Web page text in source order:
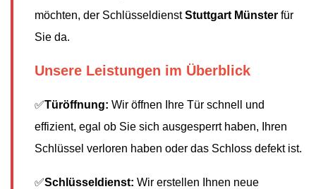
möchten, der SchlüsseldienstStuttgart Münster für
Sie da.
Unsere Leistungen im Überblick
✅Türöffnung: Wir öffnen Ihre Tür schnell und
effizient, egal ob Sie sich ausgesperrt haben, Ihren
Schlüssel verloren haben oder das Schloss defekt ist.
✅Schlüsseldienst: Wir erstellen Ihnen neue